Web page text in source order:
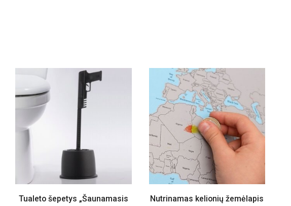
Tualeto šepetys „Šaunamasis
Nutrinamas kelionių žemėlapis